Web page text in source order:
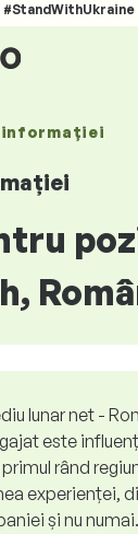
#StandWithUkraine
informației
lunar net -
este
rând
experienței,
și nu numai.